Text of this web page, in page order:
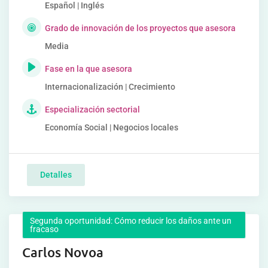
Español | Inglés
Grado de innovación de los proyectos que asesora
Media
Fase en la que asesora
Internacionalización | Crecimiento
Especialización sectorial
Economía Social | Negocios locales
Detalles
Segunda oportunidad: Cómo reducir los daños ante un
fracaso
Carlos Novoa